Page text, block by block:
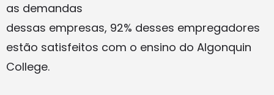
as demandas
dessas empresas, 92% desses empregadores
estão satisfeitos com o ensino do Algonquin
College.